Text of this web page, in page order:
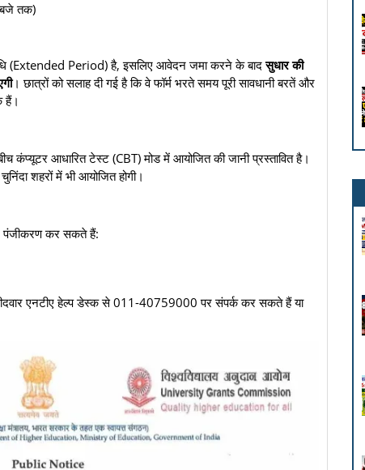
तक)
(Extended Period) है, इसलिए आवेदन जमा करने के बादसुधार की
। छात्रों को सलाह दी गई है कि वे फॉर्म भरते समय पूरी सावधानी बरतें और
हैं।
कंप्यूटर आधारित टेस्ट (CBT) मोड में आयोजित की जानी प्रस्तावित है।
शहरों में भी आयोजित होगी।
पंजीकरण कर सकते हैं:
एनटीए हेल्प डेस्क से 011-40759000 पर संपर्क कर सकते हैं या